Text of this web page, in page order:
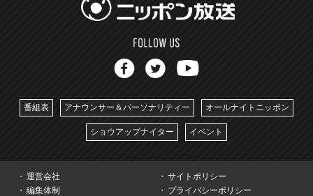
番組表 アナウンサー＆パーソナリティー オールナイトニッポン
ショウアップナイター イベント
運営会社
サイトポリシー
編集体制
プライバシーポリシー